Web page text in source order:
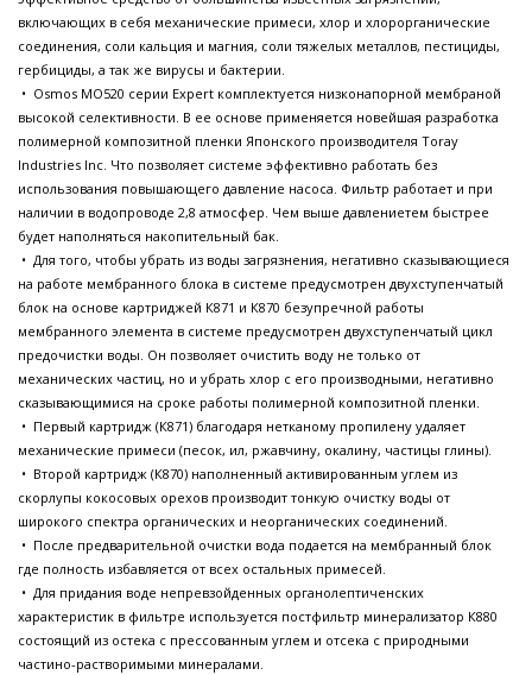
включающих в себя механические примеси, хлор и хлорорганические
соединения, соли кальция и магния, соли тяжелых металлов, пестициды,
гербициды, а так же вирусы и бактерии.
• Osmos MO520 серии Expert комплектуется низконапорной мембраной
высокой селективности. В ее основе применяется новейшая разработка
полимерной композитной пленки Японского производителя Toray
Industries Inc. Что позволяет системе эффективно работать без
использования повышающего давление насоса. Фильтр работает и при
наличии в водопроводе 2,8 атмосфер. Чем выше давлениетем быстрее
будет наполняться накопительный бак.
• Для того, чтобы убрать из воды загрязнения, негативно сказывающиеся
на работе мембранного блока в системе предусмотрен двухступенчатый
блок на основе картриджей К871 и К870 безупречной работы
мембранного элемента в системе предусмотрен двухступенчатый цикл
предочистки воды. Он позволяет очистить воду не только от
механических частиц, но и убрать хлор с его производными, негативно
сказывающимися на сроке работы полимерной композитной пленки.
• Первый картридж (К871) благодаря нетканому пропилену удаляет
механические примеси (песок, ил, ржавчину, окалину, частицы глины).
• Второй картридж (К870) наполненный активированным углем из
скорлупы кокосовых орехов производит тонкую очистку воды от
широкого спектра органических и неорганических соединений.
• После предварительной очистки вода подается на мембранный блок
где полность избавляется от всех остальных примесей.
• Для придания воде непревзойденных органолептиченских
характеристик в фильтре используется постфильтр минерализатор К880
состоящий из остека с прессованным углем и отсека с природными
частино-растворимыми минералами.